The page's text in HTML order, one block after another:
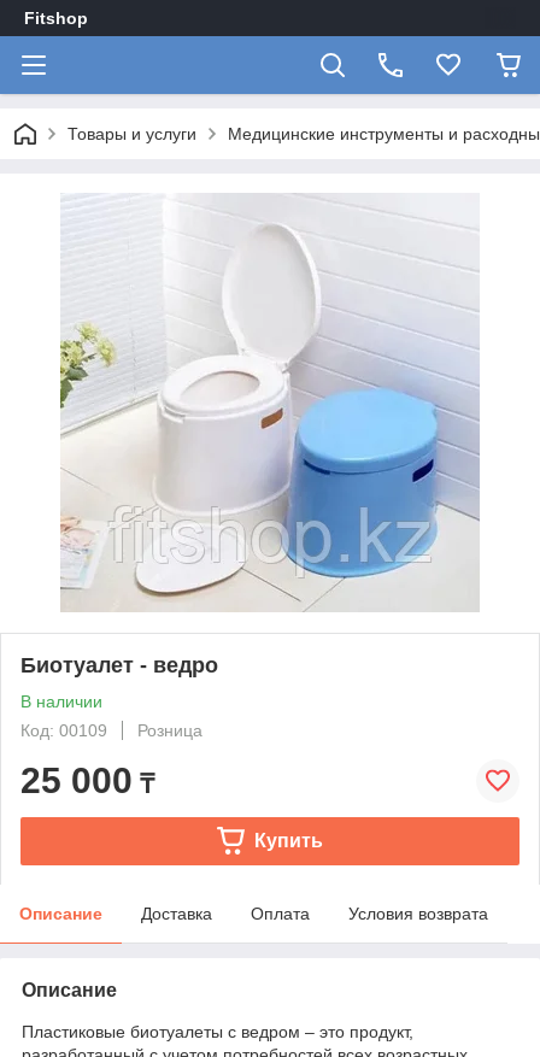
Fitshop
Товары и услуги Медицинские инструменты и
Биотуалет - ведро
В наличии
Код: 00109
Розница
25 000 ₸
Купить
Описание Доставка Оплата Условия возврата
Описание
Пластиковые биотуалеты с ведром – это продукт,